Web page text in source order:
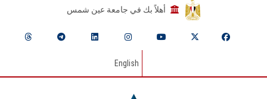
أهلاً بك في جامعة عين شمس
English